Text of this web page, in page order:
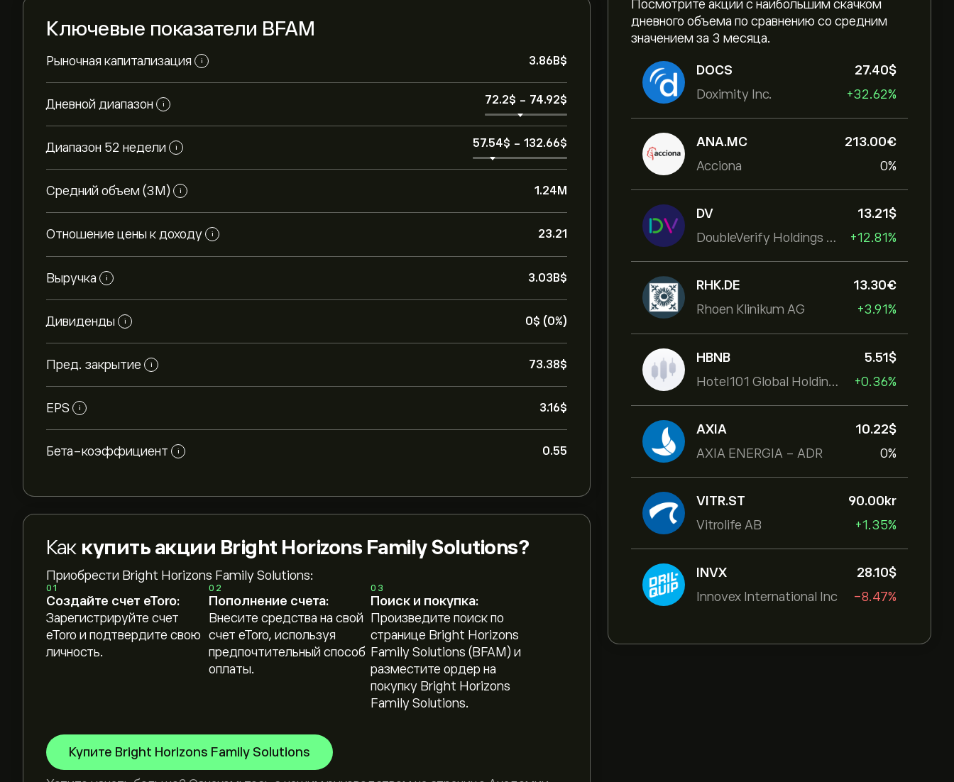
Посмотрите акции с наибольшим скачком
дневного объема по сравнению со средним
значением за 3 месяца.
DOCS
Doximity Inc.
27.40‎$‎
+32.62%
ANA.MC
Acciona
213.00‎€‎
0%
DV
DoubleVerify Holdings Inc
13.21‎$‎
+12.81%
RHK.DE
Rhoen Klinikum AG
13.30‎€‎
+3.91%
HBNB
Hotel101 Global Holdings Corp
5.51‎$‎
+0.36%
AXIA
AXIA ENERGIA - ADR
10.22‎$‎
0%
VITR.ST
Vitrolife AB
90.00‎kr‎
+1.35%
INVX
Innovex International Inc
28.10‎$‎
-8.47%
Ключевые показатели BFAM
Рыночная капитализация i 3.86B‎$‎
Дневной диапазон i 72.2‎$‎ - 74.92‎$‎
Диапазон 52 недели i 57.54‎$‎ - 132.66‎$‎
Средний объем (3М) i 1.24M
Отношение цены к доходу i 23.21
Выручка i 3.03B‎$‎
Дивиденды i 0‎$‎ (0%)
Пред. закрытие i 73.38‎$‎
EPS i 3.16‎$‎
Бета-коэффициент i 0.55
Как купить акции Bright Horizons Family Solutions?
Приобрести Bright Horizons Family Solutions:
01
Создайте счет eToro:
Зарегистрируйте счет
eToro и подтвердите свою
личность.
02
Пополнение счета:
Внесите средства на свой
счет eToro, используя
предпочтительный способ
оплаты.
03
Поиск и покупка:
Произведите поиск по
странице Bright Horizons
Family Solutions (BFAM) и
разместите ордер на
покупку Bright Horizons
Family Solutions.
Купите Bright Horizons Family Solutions